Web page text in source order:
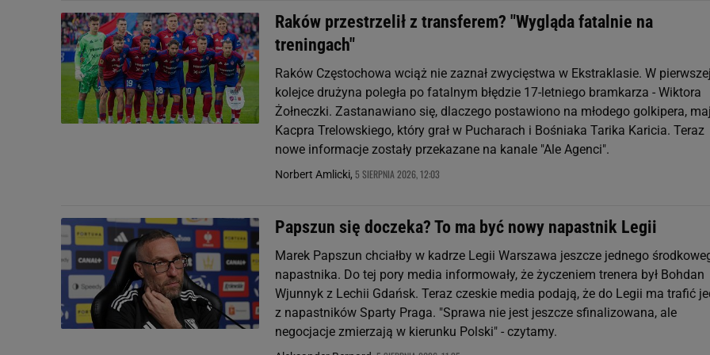
Raków przestrzelił z transferem? "Wygląda fatalnie na
treningach"
Raków Częstochowa wciąż nie zaznał zwycięstwa w Ekstraklasie. W pierwszej
kolejce drużyna poległa po fatalnym błędzie 17-letniego bramkarza - Wiktora
Żołneczki. Zastanawiano się, dlaczego postawiono na młodego golkipera,
Kacpra Trelowskiego, który grał w Pucharach i Bośniaka Tarika Karicia. Teraz
nowe informacje zostały przekazane na kanale "Ale Agenci".
Norbert Amlicki, 5 SIERPNIA 2026, 12:03
Papszun się doczeka? To ma być nowy napastnik Legii
Marek Papszun chciałby w kadrze Legii Warszawa jeszcze jednego
napastnika. Do tej pory media informowały, że życzeniem trenera był Bohdan
Wjunnyk z Lechii Gdańsk. Teraz czeskie media podają, że do Legii ma trafić
z napastników Sparty Praga. "Sprawa nie jest jeszcze sfinalizowana, ale
negocjacje zmierzają w kierunku Polski" - czytamy.